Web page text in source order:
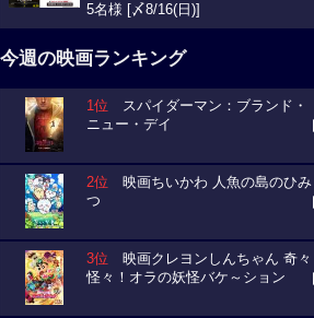
5名様 [〆8/16(日)]
今週の映画ランキング
1位 スパイダーマン：ブランド・
ニュー・デイ
2位 映画ちいかわ 人魚の島のひみ
つ
3位 映画クレヨンしんちゃん 奇々
怪々！オラの妖怪バケ～ション